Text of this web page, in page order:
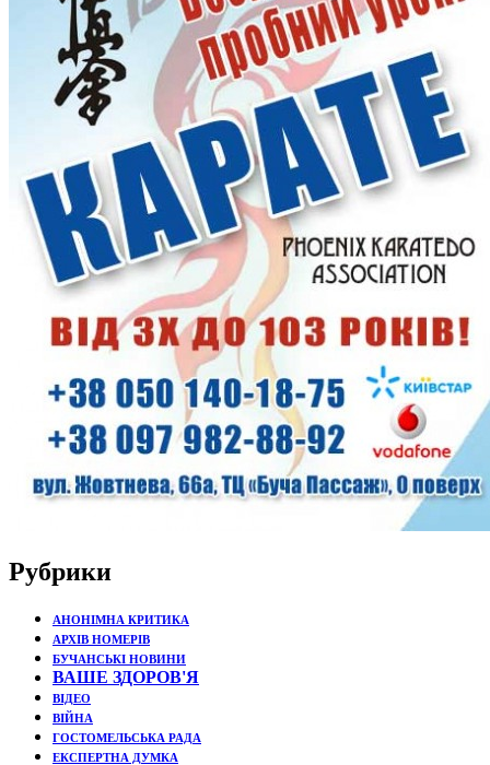
Рубрики
АНОНІМНА КРИТИКА
АРХІВ НОМЕРІВ
БУЧАНСЬКІ НОВИНИ
ВАШЕ ЗДОРОВ'Я
ВІДЕО
ВІЙНА
ГОСТОМЕЛЬСЬКА РАДА
ЕКСПЕРТНА ДУМКА